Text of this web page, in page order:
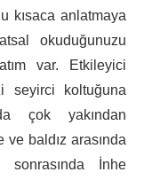
kısaca anlatmaya
okuduğunuzu
var. Etkileyici
seyirci koltuğuna
çok yakından
baldız arasında
İnhe